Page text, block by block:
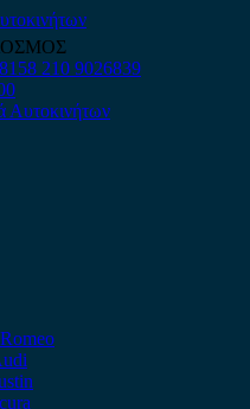
210 9026839